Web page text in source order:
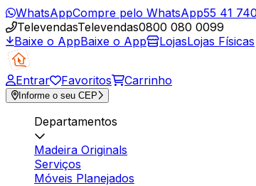
WhatsAppCompre pelo WhatsApp55 41
TelevendasTelevendas0800 080 0099
Baixe o AppBaixe o App LojasLojas Físicas
Entrar Favoritos Carrinho
Informe o seu CEP
Departamentos
Madeira Originals
Serviços
Móveis Planejados